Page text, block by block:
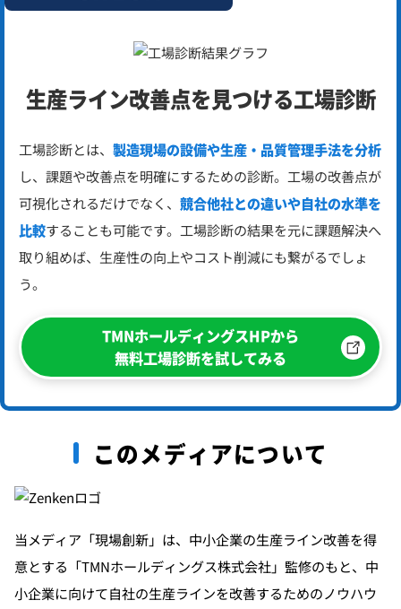
生産ライン改善点を見つける工場診断
工場診断とは、 製造現場の設備や生産・品質管理手法を分析
し、課題や改善点を明確にするための診断。 工場の改善点が
可視化されるだけでなく、 競合他社との違いや自社の水準を
比較することも可能です。 工場診断の結果を元に課題解決へ
取り組めば、生産性の向上やコスト削減にも繋がるでしょ
う。
TMNホールディングスHPから
無料工場診断を試してみる
このメディアについて
当メディア「現場創新」は、中小企業の生産ライン改善を得
意とする「TMNホールディングス株式会社」監修のもと、中
小企業に向けて自社の生産ラインを改善するためのノウハウ